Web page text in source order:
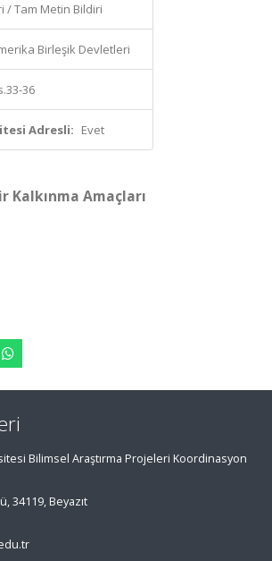
/ Tam Metin Bildiri
Birleşik Devletleri
36
Adresli: Evet
Kalkınma Amaçları
Bilimsel Araştırma Projeleri Koordinasyon
34119, Beyazıt